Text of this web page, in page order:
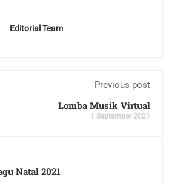
Editorial Team
Previous post
Lomba Musik Virtual
1 September 2021
Natal 2021